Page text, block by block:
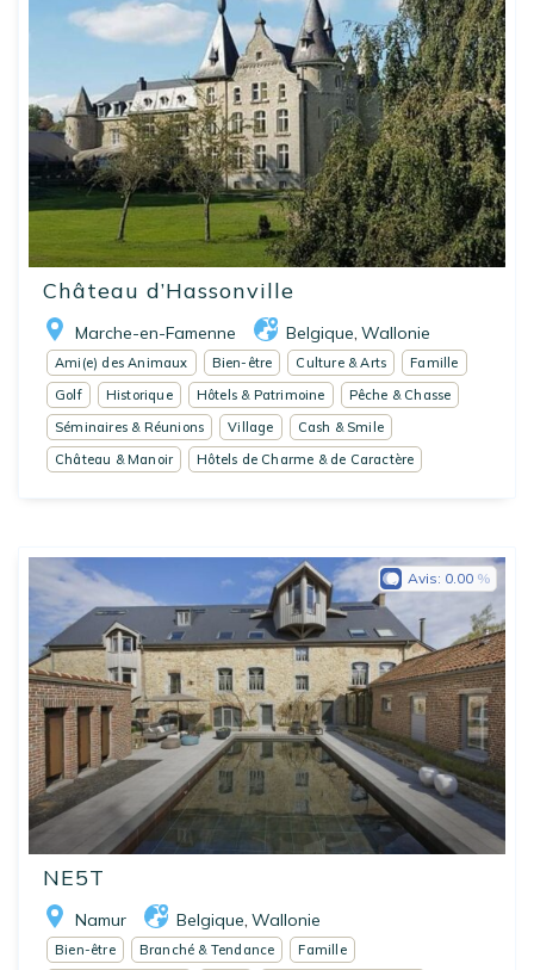
Château d’Hassonville
Marche-en-Famenne Belgique Wallonie
Ami(e) des Animaux Bien-être Culture & Arts
Famille
Golf
Historique Hôtels & Patrimoine
Pêche & Chasse
Séminaires & Réunions
Village
Cash & Smile
Château & Manoir
Hôtels de Charme & de Caractère
NE5T
Namur Belgique, Wallonie
Avis: 0.00
Bien-être Branché & Tendance
Famille